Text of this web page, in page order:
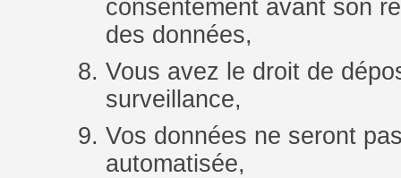
consentement avant son
des données,
Vous avez le droit de
surveillance,
Vos données ne seront
automatisée,